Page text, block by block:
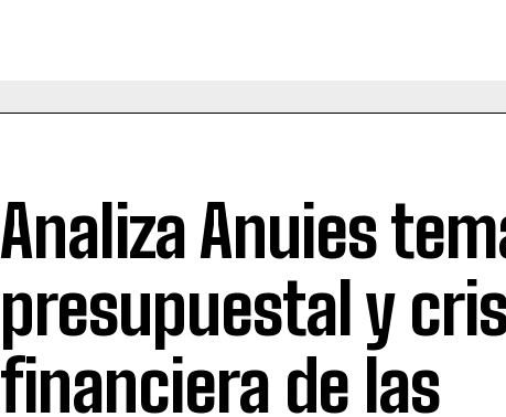
Analiza Anuies
presupuestal y
financiera de las